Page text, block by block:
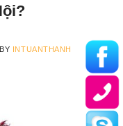
BY INTUANTHANH